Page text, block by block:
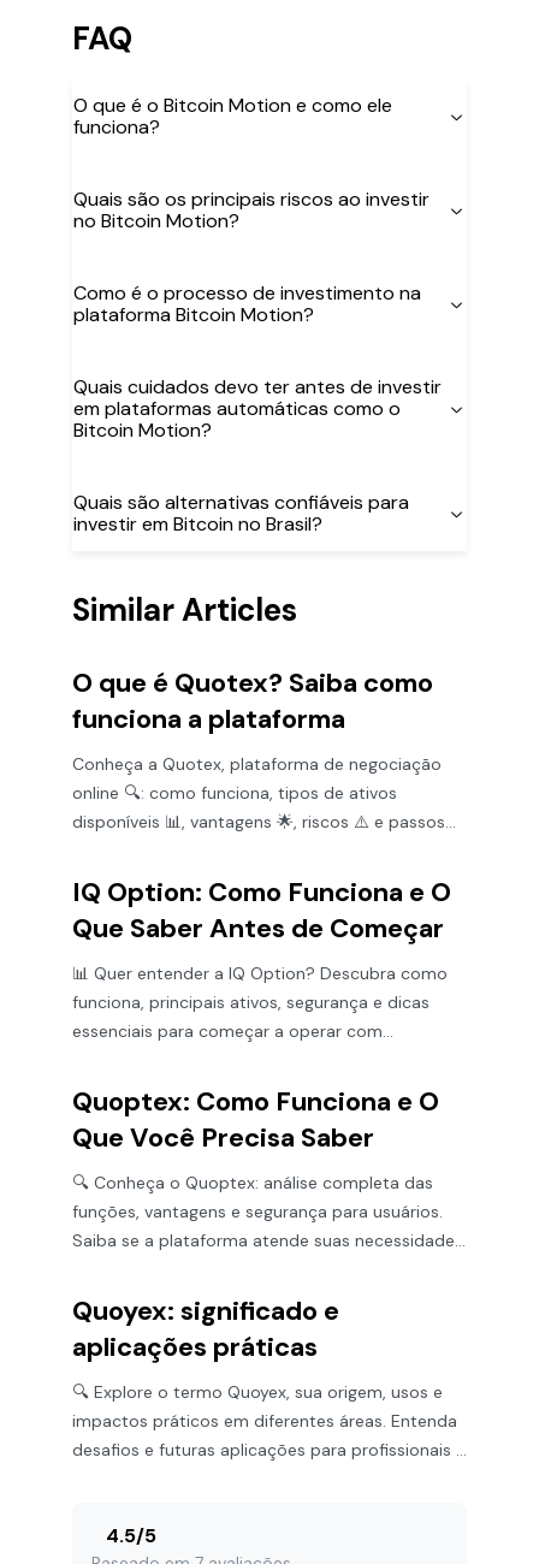
FAQ
O que é o Bitcoin Motion e como ele
funciona?
Quais são os principais riscos ao investir
no Bitcoin Motion?
Como é o processo de investimento na
plataforma Bitcoin Motion?
Quais cuidados devo ter antes de investir
em plataformas automáticas como o
Bitcoin Motion?
Quais são alternativas confiáveis para
investir em Bitcoin no Brasil?
Similar Articles
O que é Quotex? Saiba como
funciona a plataforma
Conheça a Quotex, plataforma de negociação
online 🔍: como funciona, tipos de ativos
disponíveis 📊, vantagens 🌟, riscos ⚠️ e passos
IQ Option: Como Funciona e O
Que Saber Antes de Começar
📊 Quer entender a IQ Option? Descubra como
funciona, principais ativos, segurança e dicas
essenciais para começar a operar com
Quoptex: Como Funciona e O
Que Você Precisa Saber
🔍 Conheça o Quoptex: análise completa das
funções, vantagens e segurança para usuários.
Saiba se a plataforma atende suas necessidades
Quoyex: significado e
aplicações práticas
🔍 Explore o termo Quoyex, sua origem, usos e
impactos práticos em diferentes áreas. Entenda
desafios e futuras aplicações para profissionais e
4.5/5